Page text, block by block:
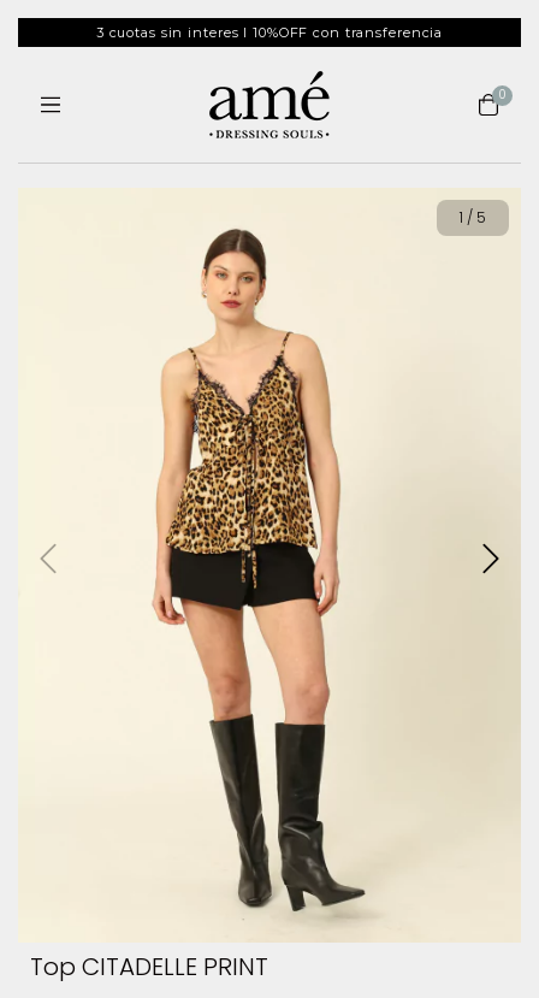
3 cuotas sin interes I 10%OFF con transferencia
0
1 / 5
Top CITADELLE PRINT